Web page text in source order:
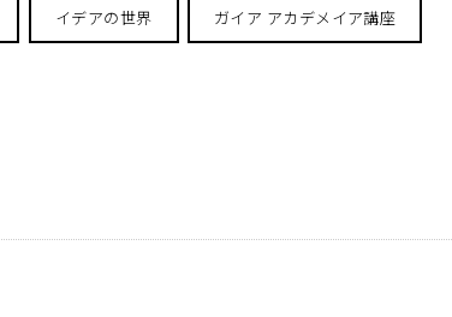
イデアの世界 ガイア アカデメイア講座